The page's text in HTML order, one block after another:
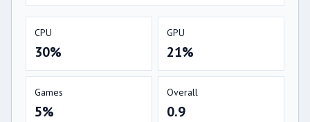
CPU
30%
GPU
21%
Games
5%
Overall
0.9